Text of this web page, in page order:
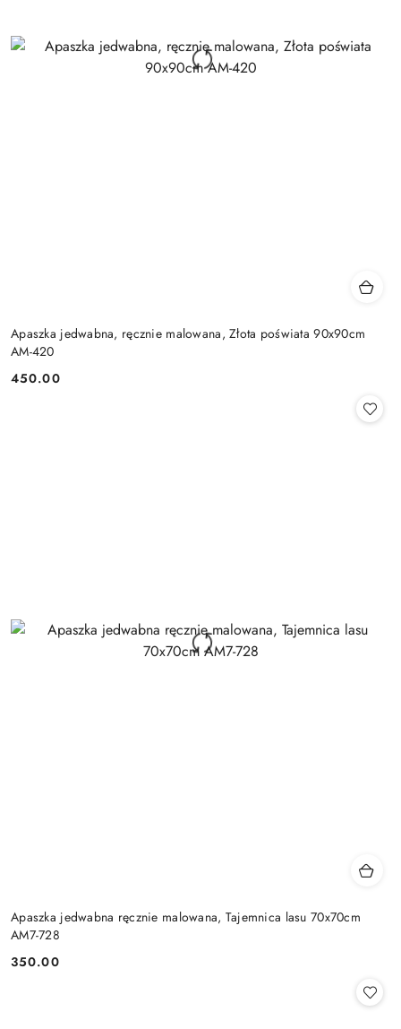
Apaszka jedwabna, ręcznie malowana, Złota poświata 90x90cm
AM-420
Cena:
450.00
Apaszka jedwabna ręcznie malowana, Tajemnica lasu 70x70cm
AM7-728
Cena:
350.00